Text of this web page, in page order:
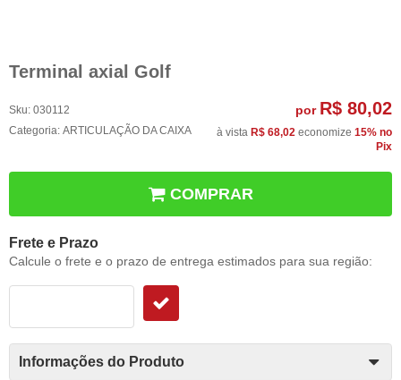
Terminal axial Golf
Sku: 030112
Categoria: ARTICULAÇÃO DA CAIXA
por R$ 80,02
à vista R$ 68,02 economize 15% no
Pix
COMPRAR
Frete e Prazo
Calcule o frete e o prazo de entrega estimados para sua região:
Informações do Produto